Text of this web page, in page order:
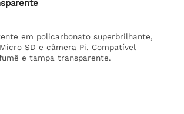
em policarbonato superbrilhante,
SD e câmera Pi. Compatível
e tampa transparente.